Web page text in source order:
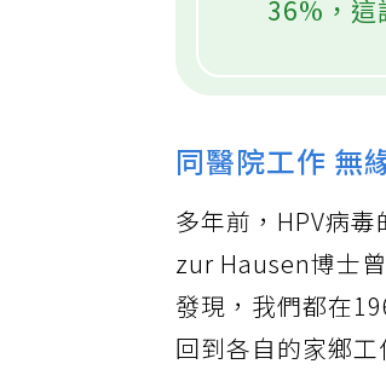
36%，這
同醫院工作 無
多年前，HPV病
zur Hausen博士
發現，我們都在
回到各自的家鄉工